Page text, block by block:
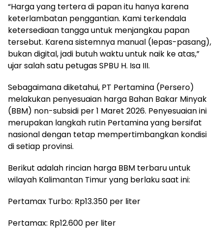
“Harga yang tertera di papan itu hanya karena
keterlambatan penggantian. Kami terkendala
ketersediaan tangga untuk menjangkau papan
tersebut. Karena sistemnya manual (lepas-pasang),
bukan digital, jadi butuh waktu untuk naik ke atas,”
ujar salah satu petugas SPBU H. Isa III.
Sebagaimana diketahui, PT Pertamina (Persero)
melakukan penyesuaian harga Bahan Bakar Minyak
(BBM) non-subsidi per 1 Maret 2026. Penyesuaian ini
merupakan langkah rutin Pertamina yang bersifat
nasional dengan tetap mempertimbangkan kondisi
di setiap provinsi.
Berikut adalah rincian harga BBM terbaru untuk
wilayah Kalimantan Timur yang berlaku saat ini:
Pertamax Turbo: Rp13.350 per liter
Pertamax: Rp12.600 per liter